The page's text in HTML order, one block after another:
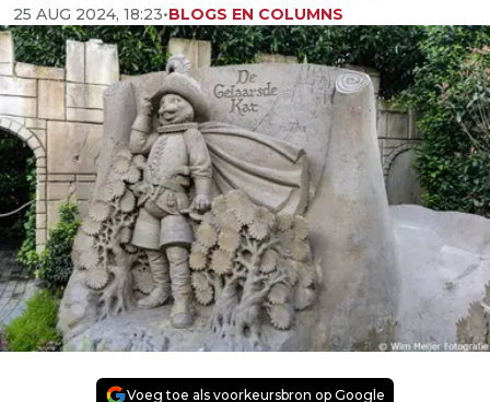
25 AUG 2024, 18:23•BLOGS EN COLUMNS
Voeg toe als voorkeursbron op Google